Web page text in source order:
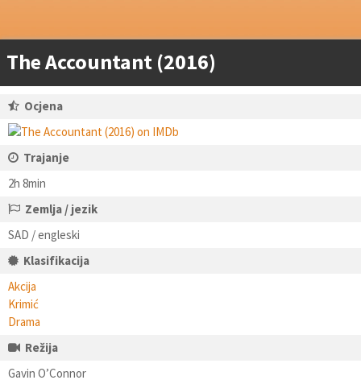
The Accountant (2016)
Ocjena
Trajanje
2h 8min
Zemlja / jezik
SAD / engleski
Klasifikacija
Akcija
Krimić
Drama
Režija
Gavin O’Connor